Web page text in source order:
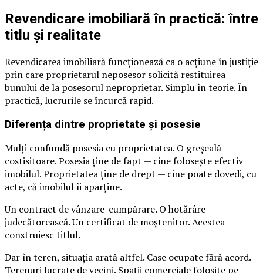
Revendicare imobiliară în practică: între
titlu și realitate
Revendicarea imobiliară funcționează ca o acțiune în justiție
prin care proprietarul neposesor solicită restituirea
bunului de la posesorul neproprietar. Simplu în teorie. În
practică, lucrurile se încurcă rapid.
Diferența dintre proprietate și posesie
Mulți confundă posesia cu proprietatea. O greșeală
costisitoare. Posesia ține de fapt — cine folosește efectiv
imobilul. Proprietatea ține de drept — cine poate dovedi, cu
acte, că imobilul îi aparține.
Un contract de vânzare-cumpărare. O hotărâre
judecătorească. Un certificat de moștenitor. Acestea
construiesc titlul.
Dar în teren, situația arată altfel. Case ocupate fără acord.
Terenuri lucrate de vecini. Spații comerciale folosite pe